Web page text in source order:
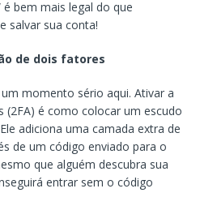
é bem mais legal do que
salvar sua conta!
de dois fatores
momento sério aqui. Ativar a
é como colocar um escudo
adiciona uma camada extra de
de um código enviado para o
que alguém descubra sua
entrar sem o código